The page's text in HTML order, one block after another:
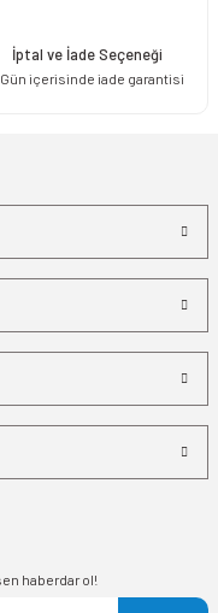
İptal ve İade Seçeneği
içerisinde iade garantisi
haberdar ol!